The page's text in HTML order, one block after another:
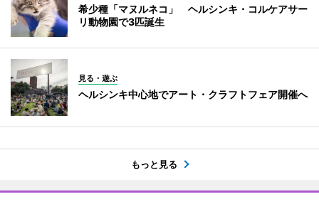
希少種「マヌルネコ」 ヘルシンキ・コルケアサー
リ動物園で3匹誕生
見る・遊ぶ
ヘルシンキ中心地でアート・クラフトフェア開催へ
もっと見る